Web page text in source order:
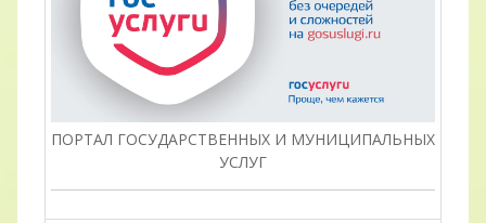
ПОРТАЛ ГОСУДАРСТВЕННЫХ И МУНИЦИПАЛЬНЫХ
УСЛУГ